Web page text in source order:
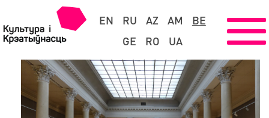
EN RU AZ AM
BE
GE
RO UA